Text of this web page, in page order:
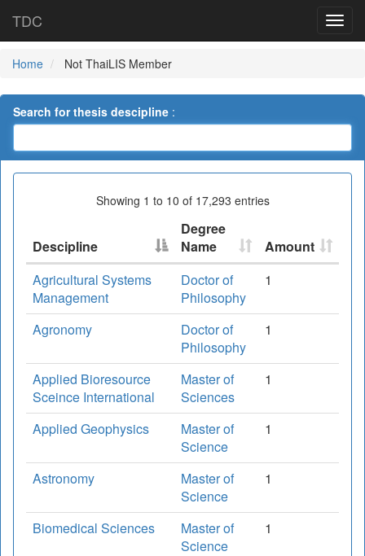
TDC
Home Not ThaiLIS Member
Search for thesis descipline :
Showing 1 to 10 of 17,293 entries
Descipline
Degree
Name
Amount
Agricultural Systems
Management
Doctor of
Philosophy
1
Agronomy
Doctor of
Philosophy
1
Applied Bioresource
Sceince International
Master of
Sciences
1
Applied Geophysics
Master of
Science
1
Astronomy
Master of
Science
1
Biomedical Sciences
Master of
Science
1